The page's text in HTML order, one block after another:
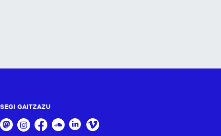
SEGI GAITZAZU